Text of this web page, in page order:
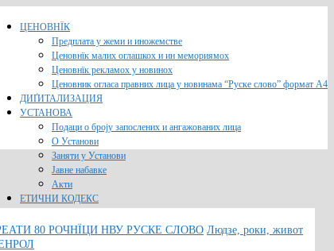
ЦЕНОВНЇК
Предплата у жеми и иножемстве
Ценовнїк малих оглашкох и ин мемориямох
Ценовнїк рекламох у новинох
Ценовник огласа правних лица у новинама “Руске слово” формат A4
ДИҐИТАЛИЗАЦИЯ
УСТАНОВА
Подаци о броју запослених и ангажованих лица
О Установи
Заняти у Установи
Јавне набавке
Акти
ЕТИЧНИ КОДЕКС
80 РОЧНЇЦИ НВУ РУСКЕ СЛОВО Людзе, роки, живот